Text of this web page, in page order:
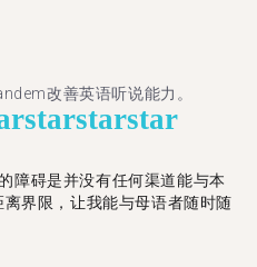
改善英语听说能力。
starstarstar
障碍是并没有任何渠道能与本
界限，让我能与母语者随时随